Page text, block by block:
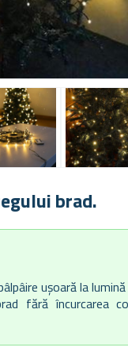
brad.
ușoară la
fără încurcarea